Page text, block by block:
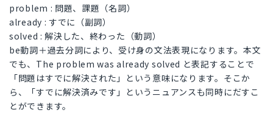
problem : 問題、課題（名詞）
already : すでに（副詞）
solved : 解決した、終わった（動詞）
be動詞＋過去分詞により、受け身の文法表現になります。本文
でも、The problem was already solved と表記することで
「問題はすでに解決された」という意味になります。そこか
ら、「すでに解決済みです」というニュアンスも同時にだすこ
とができます。